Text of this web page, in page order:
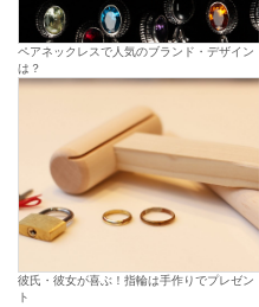
ペアネックレスで人気のブランド・デザイン
は？
彼氏・彼女が喜ぶ！指輪は手作りでプレゼン
ト